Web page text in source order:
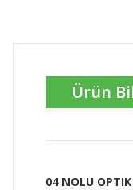
Ürün
04 NOLU